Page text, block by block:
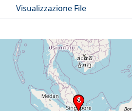
Visualizzazione File